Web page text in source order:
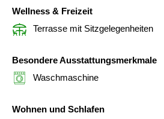
Wellness & Freizeit
Terrasse mit Sitzgelegenheiten
Besondere Ausstattungsmerkmale
Waschmaschine
Wohnen und Schlafen